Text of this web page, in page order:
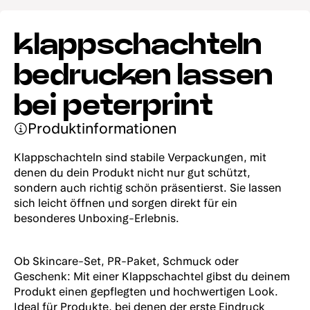
Folienprägung
Ozeanblau
Folienprägung
Ozeanblau (SHD)
Einseitige
Folienprägung Rot
Einseitige
Folienprägung Rot
Einseitige
Folienprägung
Roségold
Einseitige
Folienprägung
Roségold (SHD)
Folienprägung Silber
Folienprägung Silber
(SHD)
klappschachteln
bedrucken lassen
bei peterprint
Produktinformationen
Klappschachteln sind stabile Verpackungen, mit
denen du dein Produkt nicht nur gut schützt,
sondern auch richtig schön präsentierst. Sie lassen
sich leicht öffnen und sorgen direkt für ein
besonderes Unboxing-Erlebnis.
Ob Skincare-Set, PR-Paket, Schmuck oder
Geschenk: Mit einer Klappschachtel gibst du deinem
Produkt einen gepflegten und hochwertigen Look.
Ideal für Produkte, bei denen der erste Eindruck